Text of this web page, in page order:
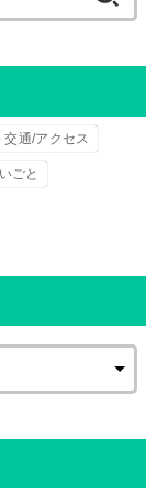
交通/アクセス
ごと